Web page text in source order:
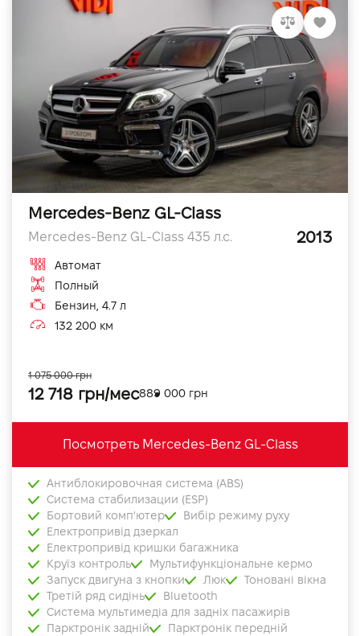
Mercedes-Benz GL-Class
Mercedes-Benz GL-Class 435 л.с. 2013
Автомат
Полный
Бензин, 4.7 л
132 200 км
12 718 грн/мес889 000 грн
1 075 000 грн
Посмотреть Mercedes-Benz GL-Class
Антиблокировочная система (ABS)
Система стабилизации (ESP)
Бортовий комп'ютер
Вибір режиму руху
Електропривід дзеркал
Електропривід кришки багажника
Круїз контроль
Мультифункціональне кермо
Запуск двигуна з кнопки
Люк
Тоновані вікна
Третій ряд сидінь
Bluetooth
Система мультимедіа для задніх пасажирів
Парктронік задній
Парктронік передній